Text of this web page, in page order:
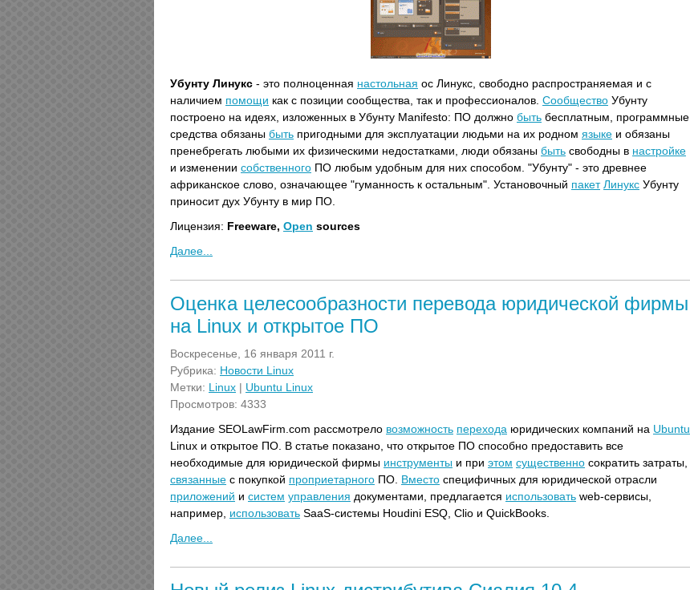
Убунту Линукс - это полноценная настольная ос Линукс, свободно распространяемая и с
наличием помощи как с позиции сообщества, так и профессионалов. Сообщество Убунту
построено на идеях, изложенных в Убунту Manifesto: ПО должно быть бесплатным, программные
средства обязаны быть пригодными для эксплуатации людьми на их родном языке и обязаны
пренебрегать любыми их физическими недостатками, люди обязаны быть свободны в настройке
и изменении собственного ПО любым удобным для них способом. "Убунту" - это древнее
африканское слово, означающее "гуманность к остальным". Установочный пакет Линукс Убунту
приносит дух Убунту в мир ПО.
Лицензия: Freeware, Open sources
Далее...
Оценка целесообразности перевода юридической фирмы
на Linux и открытое ПО
Воскресенье, 16 января 2011 г.
Рубрика: Новости Linux
Метки: Linux | Ubuntu Linux
Просмотров: 4333
Издание SEOLawFirm.com рассмотрело возможность перехода юридических компаний на Ubuntu
Linux и открытое ПО. В статье показано, что открытое ПО способно предоставить все
необходимые для юридической фирмы инструменты и при этом существенно сократить затраты,
связанные с покупкой проприетарного ПО. Вместо специфичных для юридической отрасли
приложений и систем управления документами, предлагается использовать web-сервисы,
например, использовать SaaS-системы Houdini ESQ, Clio и QuickBooks.
Далее...